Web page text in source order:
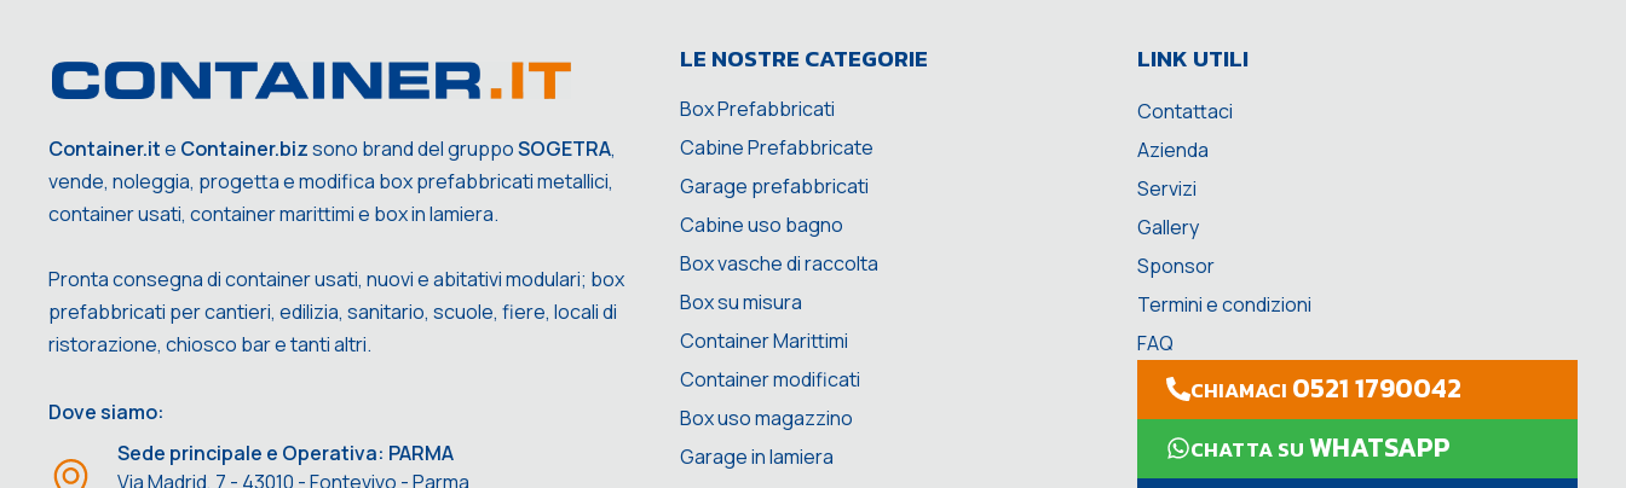
Container.ite Container.bizsono brand del gruppoSOGETRA,
vende, noleggia, progetta e modifica box prefabbricati metallici,
container usati, container marittimi e box in lamiera.
Pronta consegna di container usati, nuovi e abitativi modulari; box
prefabbricati per cantieri, edilizia, sanitario, scuole, fiere, locali di
ristorazione, chiosco bar e tanti altri.
Dove siamo:
Sede principale e Operativa: PARMA
Via Madrid, 7 - 43010 - Fontevivo - Parma
LE NOSTRE CATEGORIE
Box Prefabbricati
Cabine Prefabbricate
Garage prefabbricati
Cabine uso bagno
Box vasche di raccolta
Box su misura
Container Marittimi
Container modificati
Box uso magazzino
Garage in lamiera
LINK UTILI
Contattaci
Azienda
Servizi
Gallery
Sponsor
Termini e condizioni
FAQ
CHIAMACI 0521 1790042
CHATTA SUWHATSAPP